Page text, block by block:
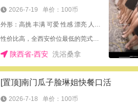
2026-7-19 单价：100币
外形：高挑 丰满 可爱 性感 漂亮 人也多。
性价比高，全西安价位最低的莞式水床服务店面。完事儿买单。推荐各位狼友去体验体验。
陕西省-西安 洗浴桑拿
[置顶]南门瓜子脸琳姐快餐口活
2026-7-18 单价：100币